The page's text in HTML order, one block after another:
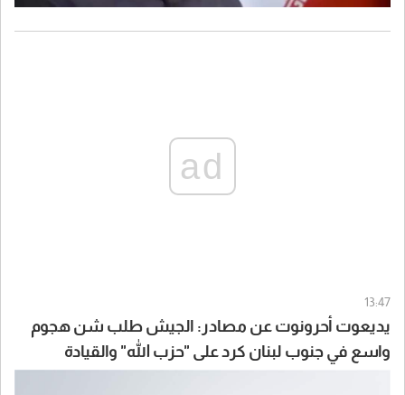
ad
13:47
يديعوت أحرونوت عن مصادر: الجيش طلب شن هجوم
واسع في جنوب لبنان كرد على "حزب الله" والقيادة